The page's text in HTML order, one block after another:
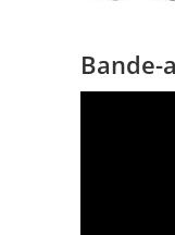
Bande-